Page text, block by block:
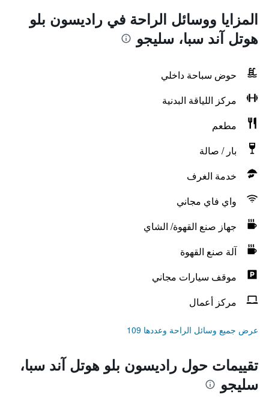
المزايا ووسائل الراحة في راديسون بلو
هوتل آند سبا، سليجو
حوض سباحة داخلي
مركز اللياقة البدنية
مطعم
بار / صالة
خدمة الغرف
واي فاي مجاني
جهاز صنع القهوة/ الشاي
آلة صنع القهوة
موقف سيارات مجاني
مركز أعمال
عرض جميع وسائل الراحة وعددها 109
تقييمات حول راديسون بلو هوتل آند سبا،
سليجو